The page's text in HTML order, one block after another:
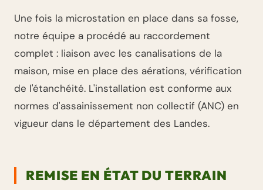
Une fois la microstation en place dans sa fosse,
notre équipe a procédé au raccordement
complet : liaison avec les canalisations de la
maison, mise en place des aérations, vérification
de l'étanchéité. L'installation est conforme aux
normes d'assainissement non collectif (ANC) en
vigueur dans le département des Landes.
REMISE EN ÉTAT DU TERRAIN